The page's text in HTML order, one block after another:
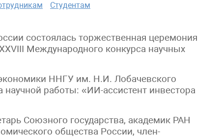
Студентам
состоялась торжественная церемония
Международного конкурса научных
ННГУ им. Н.И. Лобачевского
работы: «ИИ-ассистент инвестора
Союзного государства, академик РАН
общества России, член-